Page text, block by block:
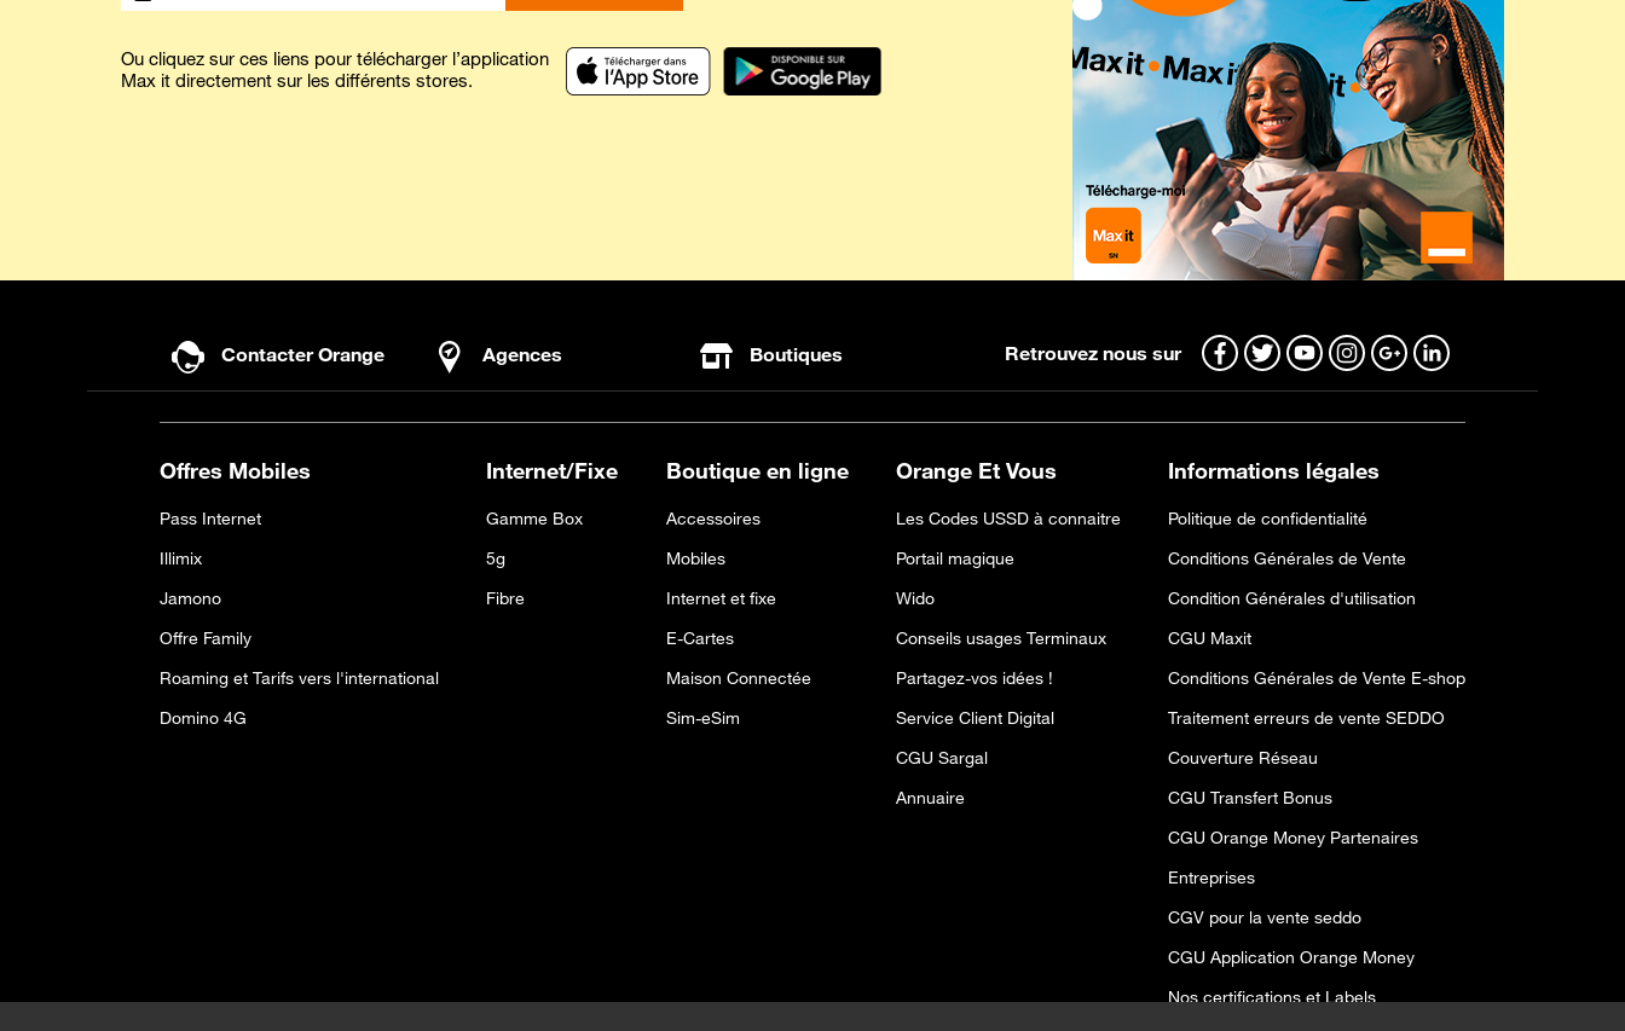
Ou cliquez sur ces liens pour télécharger l’application
Max it directement sur les différents stores.
Contacter Orange Agences Boutiques Retrouvez nous sur
Offres Mobiles
Pass Internet
Illimix
Jamono
Offre Family
Roaming et Tarifs vers l'international
Domino 4G
Internet/Fixe
Gamme Box
5g
Fibre
Boutique en ligne
Accessoires
Mobiles
Internet et fixe
E-Cartes
Maison Connectée
Sim-eSim
Orange Et Vous
Les Codes USSD à connaitre
Portail magique
Wido
Conseils usages Terminaux
Partagez-vos idées !
Service Client Digital
CGU Sargal
Annuaire
Informations légales
Politique de confidentialité
Conditions Générales de Vente
Condition Générales d'utilisation
CGU Maxit
Conditions Générales de Vente E-shop
Traitement erreurs de vente SEDDO
Couverture Réseau
CGU Transfert Bonus
CGU Orange Money Partenaires
Entreprises
CGV pour la vente seddo
CGU Application Orange Money
Nos certifications et Labels